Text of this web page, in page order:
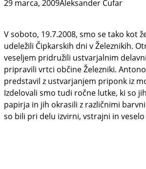
29 marca, 2009Aleksander Čufar
V soboto, 19.7.2008, smo se tako kot
udeležili Čipkarskih dni v Železnikih.
veseljem pridružili ustvarjalnim
pripravili vrtci občine Železniki.
predstavil z ustvarjanjem priponk iz
Izdelovali smo tudi ročne lutke, ki so
papirja in jih okrasili z različnimi
so bili pri delu izvirni, vstrajni in